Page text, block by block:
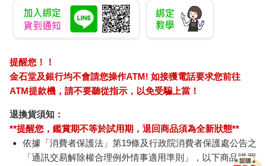
提醒您！！
金石堂及銀行均不會請您操作ATM! 如接獲電話要求您前往
ATM提款機，請不要聽從指示，以免受騙上當！
退換貨須知：
**提醒您，鑑賞期不等於試用期，退回商品須為全新狀態**
依據「消費者保護法」第19條及行政院消費者保護處公告之
「通訊交易解除權合理例外情事適用準則」，以下商品購買